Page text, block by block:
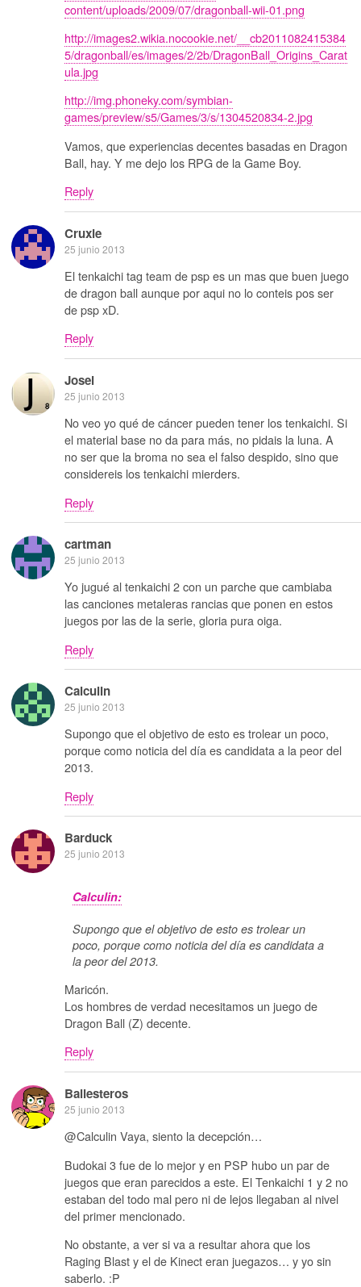
content/uploads/2009/07/dragonball-wii-01.png
http://images2.wikia.nocookie.net/__cb2011082415384
5/dragonball/es/images/2/2b/DragonBall_Origins_Carat
ula.jpg
http://img.phoneky.com/symbian-
games/preview/s5/Games/3/s/1304520834-2.jpg
Vamos, que experiencias decentes basadas en Dragon
Ball, hay. Y me dejo los RPG de la Game Boy.
Reply
Cruxie
25 junio 2013
El tenkaichi tag team de psp es un mas que buen juego
de dragon ball aunque por aqui no lo conteis pos ser
de psp xD.
Reply
Josei
25 junio 2013
No veo yo qué de cáncer pueden tener los tenkaichi. Si
el material base no da para más, no pidais la luna. A
no ser que la broma no sea el falso despido, sino que
considereis los tenkaichi mierders.
Reply
cartman
25 junio 2013
Yo jugué al tenkaichi 2 con un parche que cambiaba
las canciones metaleras rancias que ponen en estos
juegos por las de la serie, gloria pura oiga.
Reply
Calculin
25 junio 2013
Supongo que el objetivo de esto es trolear un poco,
porque como noticia del día es candidata a la peor del
2013.
Reply
Barduck
25 junio 2013
Calculin:
Supongo que el objetivo de esto es trolear un
poco, porque como noticia del día es candidata a
la peor del 2013.
Maricón.
Los hombres de verdad necesitamos un juego de
Dragon Ball (Z) decente.
Reply
Ballesteros
25 junio 2013
@Calculin Vaya, siento la decepción…
Budokai 3 fue de lo mejor y en PSP hubo un par de
juegos que eran parecidos a este. El Tenkaichi 1 y 2 no
estaban del todo mal pero ni de lejos llegaban al nivel
del primer mencionado.
No obstante, a ver si va a resultar ahora que los
Raging Blast y el de Kinect eran juegazos… y yo sin
saberlo. :P